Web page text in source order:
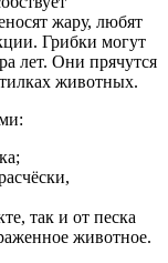
жару, любят
Грибки могут
лет. Они прячутся
животных.
так и от песка
животное.